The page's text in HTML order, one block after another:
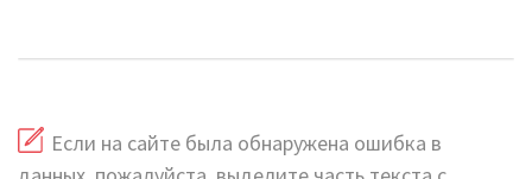
Если на сайте была обнаружена ошибка в